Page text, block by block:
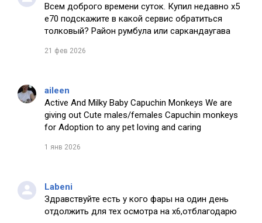
Всем доброго времени суток. Купил недавно х5
е70 подскажите в какой сервис обратиться
толковый? Район румбула или саркандаугава
21 фев 2026
aileen
Active And Milky Baby Capuchin Monkeys We are
giving out Cute males/females Capuchin monkeys
for Adoption to any pet loving and caring
1 янв 2026
Labeni
Здравствуйте есть у кого фары на один день
отдолжить для тех осмотра на х6,отблагодарю